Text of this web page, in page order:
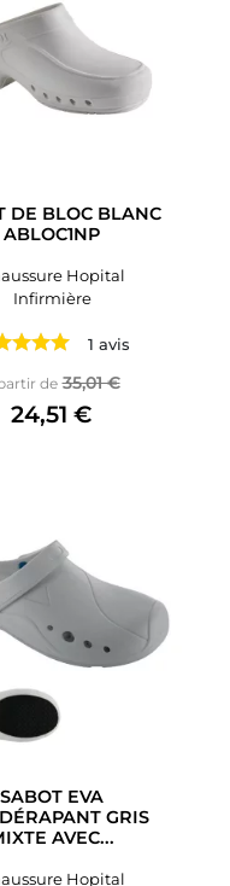
DE BLOC BLANC
ABLOC1NP
Hopital
Infirmière
1 avis
de Prix de base
35,01 €Prix
24,51 €
SABOT EVA
GRIS
AVEC...
Hopital